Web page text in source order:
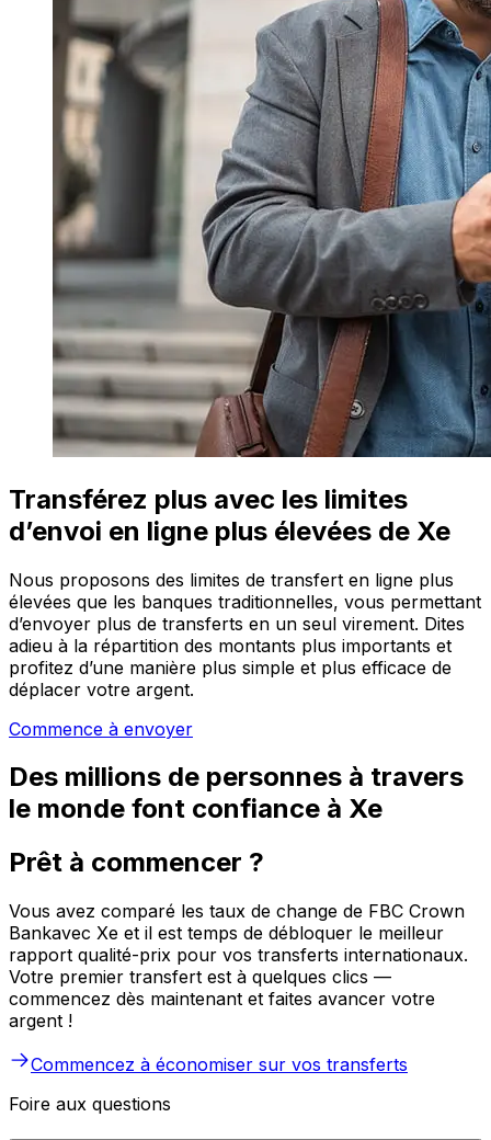
Transférez plus avec les limites
d’envoi en ligne plus élevées de Xe
Nous proposons des limites de transfert en ligne plus
élevées que les banques traditionnelles, vous permettant
d’envoyer plus de transferts en un seul virement. Dites
adieu à la répartition des montants plus importants et
profitez d’une manière plus simple et plus efficace de
déplacer votre argent.
Commence à envoyer
Des millions de personnes à travers
le monde font confiance à Xe
Prêt à commencer ?
Vous avez comparé les taux de change de FBC Crown
Bankavec Xe et il est temps de débloquer le meilleur
rapport qualité-prix pour vos transferts internationaux.
Votre premier transfert est à quelques clics —
commencez dès maintenant et faites avancer votre
argent !
Commencez à économiser sur vos transferts
Foire aux questions